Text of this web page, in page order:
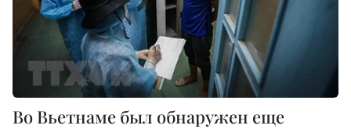
Во Вьетнаме был обнаружен еще